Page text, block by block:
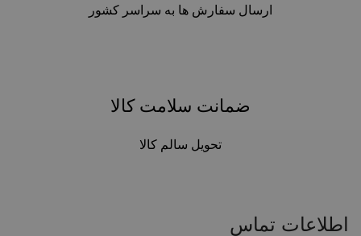
ارسال سفارش ها به سراسر کشور
ضمانت سلامت کالا
تحویل سالم کالا
اطلاعات تماس